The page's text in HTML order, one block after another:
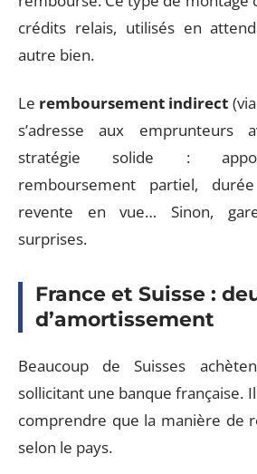
crédits relais, utilisés en
autre bien.
Le remboursement indirect
s’adresse aux emprunteurs
stratégie solide :
remboursement partiel,
revente en vue… Sinon,
surprises.
France et Suisse :
d’amortissement
Beaucoup de Suisses
sollicitant une banque française.
comprendre que la manière de
selon le pays.